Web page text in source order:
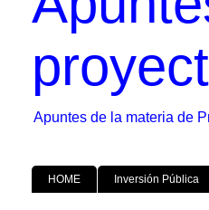
Apuntes de la materia de
HOME Inversión Pública